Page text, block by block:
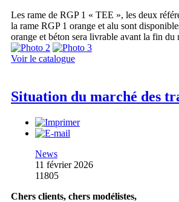
Les rame de RGP 1 « TEE », les deux
la rame RGP 1 orange et alu sont
orange et béton sera livrable avant la fin du
Voir le catalogue
Situation du marché des
News
11 février 2026
11805
Chers clients, chers modélistes,